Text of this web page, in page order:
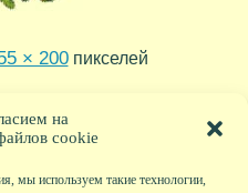
на
cookie
мы используем такие технологии,
× 200пикселей